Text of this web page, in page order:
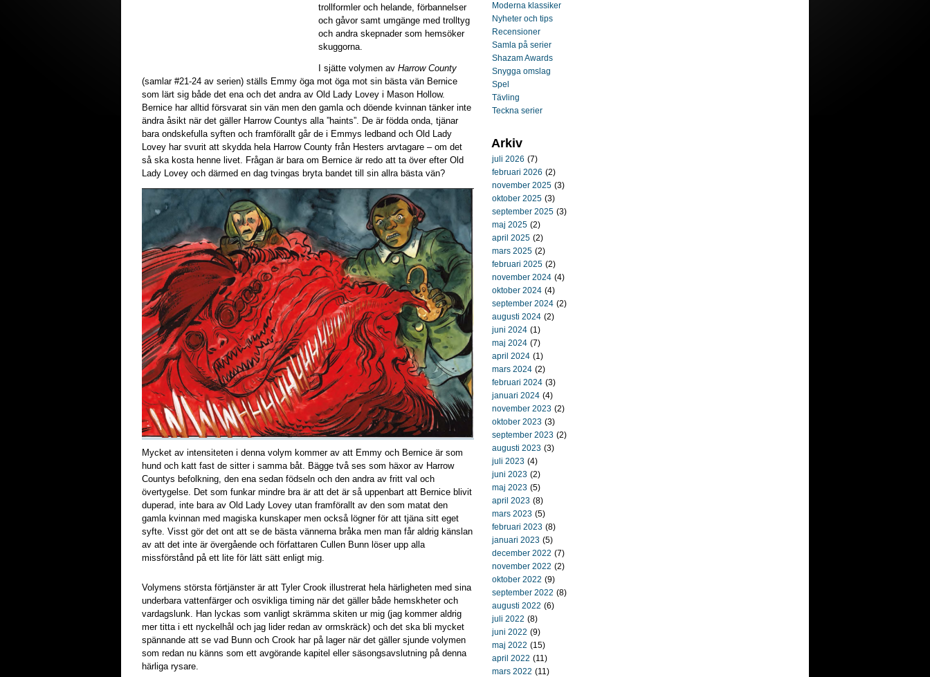
trollformler och helande, förbannelser
och gåvor samt umgänge med trolltyg
och andra skepnader som hemsöker
skuggorna.
I sjätte volymen av Harrow County
(samlar #21-24 av serien) ställs Emmy öga mot öga mot sin bästa vän Bernice
som lärt sig både det ena och det andra av Old Lady Lovey i Mason Hollow.
Bernice har alltid försvarat sin vän men den gamla och döende kvinnan tänker inte
ändra åsikt när det gäller Harrow Countys alla ”haints”. De är födda onda, tjänar
bara ondskefulla syften och framförallt går de i Emmys ledband och Old Lady
Lovey har svurit att skydda hela Harrow County från Hesters arvtagare – om det
så ska kosta henne livet. Frågan är bara om Bernice är redo att ta över efter Old
Lady Lovey och därmed en dag tvingas bryta bandet till sin allra bästa vän?
Mycket av intensiteten i denna volym kommer av att Emmy och Bernice är som
hund och katt fast de sitter i samma båt. Bägge två ses som häxor av Harrow
Countys befolkning, den ena sedan födseln och den andra av fritt val och
övertygelse. Det som funkar mindre bra är att det är så uppenbart att Bernice blivit
duperad, inte bara av Old Lady Lovey utan framförallt av den som matat den
gamla kvinnan med magiska kunskaper men också lögner för att tjäna sitt eget
syfte. Visst gör det ont att se de bästa vännerna bråka men man får aldrig känslan
av att det inte är övergående och författaren Cullen Bunn löser upp alla
missförstånd på ett lite för lätt sätt enligt mig.
Volymens största förtjänster är att Tyler Crook illustrerat hela härligheten med sina
underbara vattenfärger och osvikliga timing när det gäller både hemskheter och
vardagslunk. Han lyckas som vanligt skrämma skiten ur mig (jag kommer aldrig
mer titta i ett nyckelhål och jag lider redan av ormskräck) och det ska bli mycket
spännande att se vad Bunn och Crook har på lager när det gäller sjunde volymen
som redan nu känns som ett avgörande kapitel eller säsongsavslutning på denna
härliga rysare.
Moderna klassiker
Nyheter och tips
Recensioner
Samla på serier
Shazam Awards
Snygga omslag
Spel
Tävling
Teckna serier
Arkiv
juli 2026 (7)
februari 2026 (2)
november 2025 (3)
oktober 2025 (3)
september 2025 (3)
maj 2025 (2)
april 2025 (2)
mars 2025 (2)
februari 2025 (2)
november 2024 (4)
oktober 2024 (4)
september 2024 (2)
augusti 2024 (2)
juni 2024 (1)
maj 2024 (7)
april 2024 (1)
mars 2024 (2)
februari 2024 (3)
januari 2024 (4)
november 2023 (2)
oktober 2023 (3)
september 2023 (2)
augusti 2023 (3)
juli 2023 (4)
juni 2023 (2)
maj 2023 (5)
april 2023 (8)
mars 2023 (5)
februari 2023 (8)
januari 2023 (5)
december 2022 (7)
november 2022 (2)
oktober 2022 (9)
september 2022 (8)
augusti 2022 (6)
juli 2022 (8)
juni 2022 (9)
maj 2022 (15)
april 2022 (11)
mars 2022 (11)